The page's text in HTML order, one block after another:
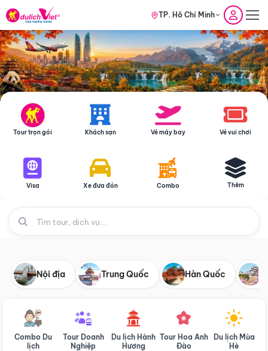
TP. Hồ Chí Minh
Tour trọn gói Khách sạn Vé máy bay Vé vui chơi
Visa Xe đưa đón Combo Thêm
Nội địa Trung Quốc Hàn Quốc
Combo Du
lịch
Tour Doanh
Nghiệp
Du lịch Hành
Hương
Tour Hoa Anh
Đào
Du lịch Mùa
Hè